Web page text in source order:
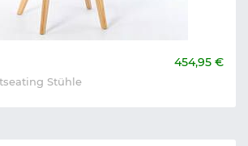
454,95 €
Stühle